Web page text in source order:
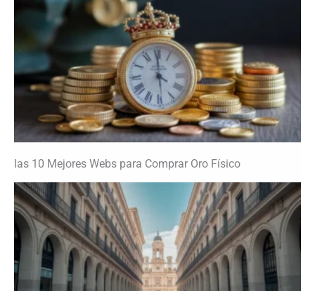
las 10 Mejores Webs para Comprar Oro Físico